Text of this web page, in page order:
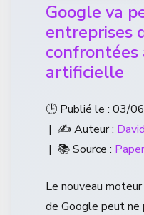
Google va
entreprises
confrontées
artificielle
🕒 Publié le : 03/
| ✍️ Auteur :
| 📚 Source :
Le nouveau
de Google peut